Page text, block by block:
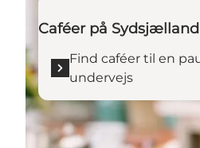
Caféer på
Find caféer til en
undervejs